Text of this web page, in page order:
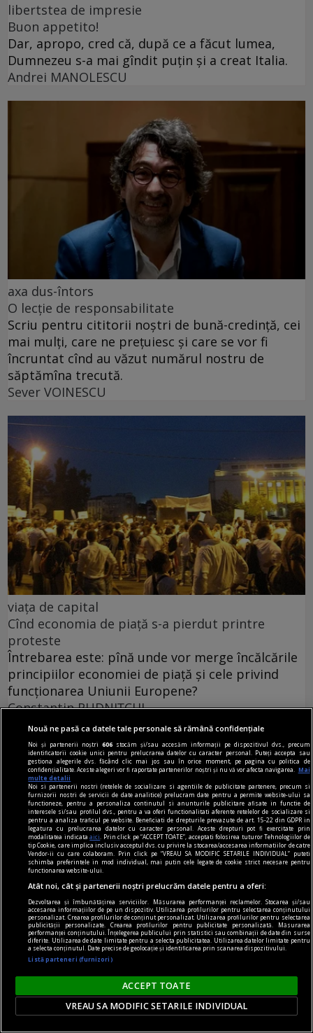
libertstea de impresie
Buon appetito!
Dar, apropo, cred că, după ce a făcut lumea,
Dumnezeu s-a mai gîndit puțin și a creat Italia.
Andrei MANOLESCU
axa dus-întors
O lecție de responsabilitate
Scriu pentru cititorii noștri de bună-credință, cei
mai mulți, care ne prețuiesc și care se vor fi
încruntat cînd au văzut numărul nostru de
săptămîna trecută.
Sever VOINESCU
viața de capital
Cînd economia de piață s-a pierdut printre
proteste
Întrebarea este: pînă unde vor merge încălcările
principiilor economiei de piață și cele privind
funcționarea Uniunii Europene?
Constantin RUDNIŢCHI
contraintuiția
De ce n-avea Navalnîi șapcă?
Dar trebuie să îi dăm societății ruse credit că
măcar a încercat. Sacrificiul lui Navalnîi e dovada.
Nouă ne pasă ca datele tale personale să rămână confidențiale
Noi și partenerii noștri606 stocăm și/sau accesăm informații pe dispozitivul dvs., precum
identificatorii cookie unici pentru prelucrarea datelor cu caracter personal. Puteți accepta sau
gestiona alegerile dvs. făcând clic mai jos sau în orice moment, pe pagina cu politica de
confidențialitate. Aceste alegeri vor fi raportate partenerilor noștri și nu vă vor afecta navigarea.
Mai
multe detalii
Noi si partenerii nostri (retelele de socializare si agentiile de publicitate partenere, precum si
furnizorii nostri de servicii de date analitice) prelucram date pentru a permite website-ului sa
functioneze, pentru a personaliza continutul si anunturile publicitare afisate in functie de
interesele si/sau profilul dvs., pentru a va oferi functionalitati aferente retelelor de socializare si
pentru a analiza traficul pe website. Beneficiati de drepturile prevazute de art. 15-22 din GDPR in
legatura cu prelucrarea datelor cu caracter personal. Aceste drepturi pot fi exercitate prin
modalitatea indicataaici
. Prin click pe “ACCEPT TOATE”, acceptati folosirea tuturor Tehnologiilor de
tip Cookie, care implica inclusiv acceptul dvs. cu privire la stocarea/accesarea informatiilor de catre
Vendor-ii cu care colaboram. Prin click pe “VREAU SA MODIFIC SETARILE INDIVIDUAL” puteti
schimba preferintele in mod individual, mai putin cele legate de cookie strict necesare pentru
functionarea website-ului.
Atât noi, cât și partenerii noștri prelucrăm datele pentru a oferi:
Dezvoltarea și îmbunătățirea serviciilor. Măsurarea performanței reclamelor. Stocarea și/sau
accesarea informațiilor de pe un dispozitiv. Utilizarea profilurilor pentru selectarea conținutului
personalizat. Crearea profilurilor de conținut personalizat. Utilizarea profilurilor pentru selectarea
publicității personalizate. Crearea profilurilor pentru publicitate personalizată. Măsurarea
performanței conținutului. Înțelegerea publicului prin statistici sau combinații de date din surse
diferite. Utilizarea de date limitate pentru a selecta publicitatea. Utilizarea datelor limitate pentru
a selecta conținutul. Date precise de geolocație și identificarea prin scanarea dispozitivului.
Listă parteneri (furnizori)
ACCEPT TOATE
VREAU SA MODIFIC SETARILE INDIVIDUAL